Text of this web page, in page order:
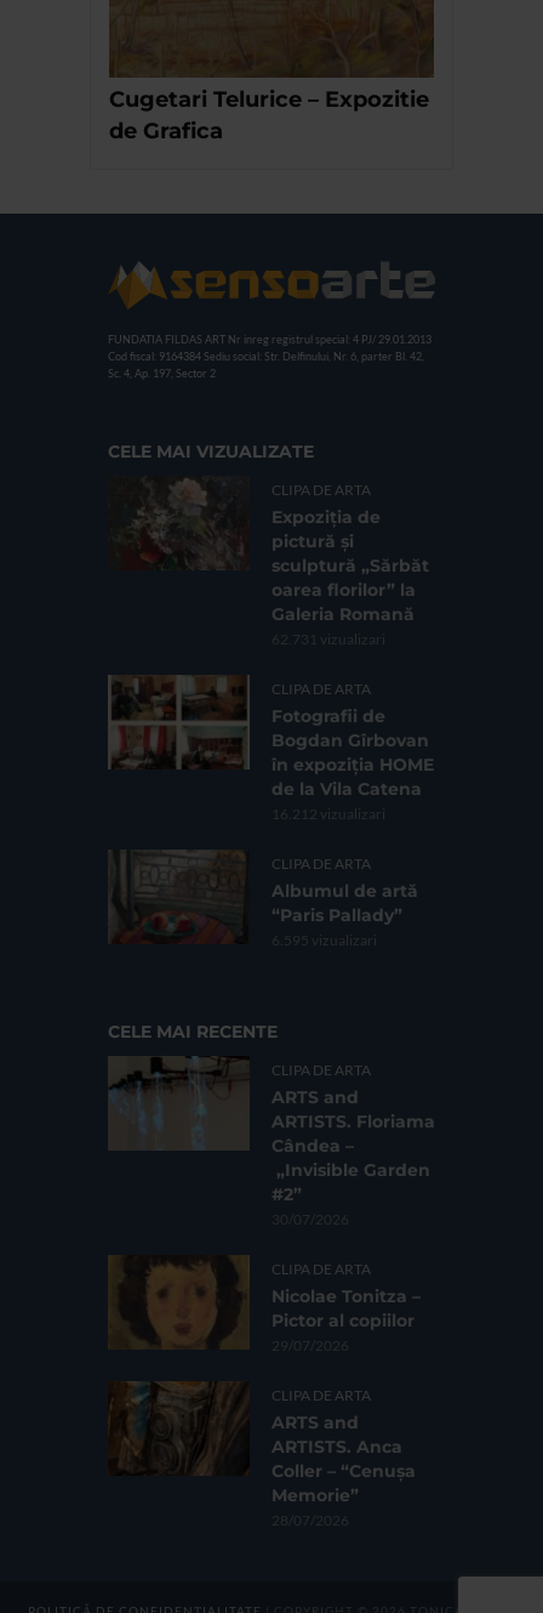
Cugetari Telurice – Expozitie
de Grafica
FUNDATIA FILDAS ART Nr inreg registrul special: 4 PJ/ 29.01.2013
Cod fiscal: 9164384 Sediu social: Str. Delfinului, Nr. 6, parter Bl. 42,
Sc. 4, Ap. 197, Sector 2
CELE MAI VIZUALIZATE
CLIPA DE ARTA
Expoziția de
pictură și
sculptură „Sărbăt
oarea florilor” la
Galeria Romană
62.731 vizualizari
CLIPA DE ARTA
Fotografii de
Bogdan Gîrbovan
în expoziția HOME
de la Vila Catena
16.212 vizualizari
CLIPA DE ARTA
Albumul de artă
“Paris Pallady”
6.595 vizualizari
CELE MAI RECENTE
CLIPA DE ARTA
ARTS and
ARTISTS. Floriama
Cândea –
„Invisible Garden
#2”
30/07/2026
CLIPA DE ARTA
Nicolae Tonitza –
Pictor al copiilor
29/07/2026
CLIPA DE ARTA
ARTS and
ARTISTS. Anca
Coller – “Cenușa
Memorie”
28/07/2026